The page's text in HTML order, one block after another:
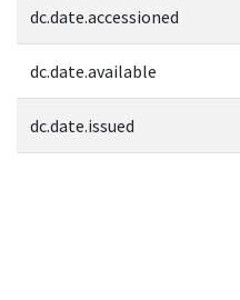
dc.date.accessioned
dc.date.available
dc.date.issued